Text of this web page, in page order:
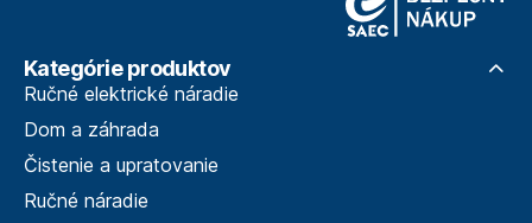
Kategórie produktov
Ručné elektrické náradie
Dom a záhrada
Čistenie a upratovanie
Ručné náradie